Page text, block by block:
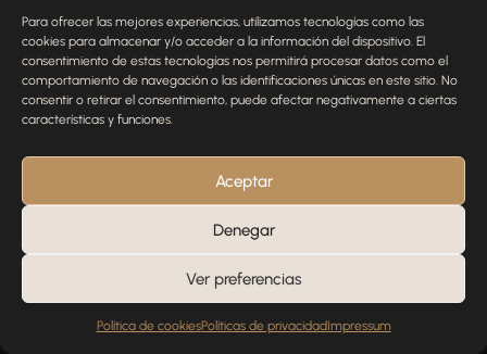
Para ofrecer las mejores experiencias, utilizamos tecnologías como las
cookies para almacenar y/o acceder a la información del dispositivo. El
consentimiento de estas tecnologías nos permitirá procesar datos como el
comportamiento de navegación o las identificaciones únicas en este sitio. No
consentir o retirar el consentimiento, puede afectar negativamente a ciertas
características y funciones.
Aceptar
Denegar
Ver preferencias
Política de cookiesPolíticas de privacidadImpressum
Futuro del Dúo
Penn and Teller pretenden seguir innovando en
sus actuaciones, a través de la magia y el
pensamiento crítico.
Penn and Teller: El Arte de la Magia y la
Comedia Inteligente
Nuevos Retos Creativos
Penn and Teller pretenden experimentar con